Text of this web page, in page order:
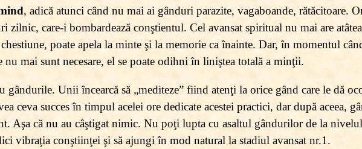
, adică atunci când nu mai ai gânduri parazite, vagaboande, rătăcitoare.
zilnic, care-i bombardează conştientul. Cel avansat spiritual nu mai are
poate apela la minte şi la memorie ca înainte. Dar, în momentul
nu mai sunt necesare, el se poate odihni în liniştea totală a minţii.
gândurile. Unii încearcă să „mediteze” fiind atenţi la orice gând care le dă
ceva succes în timpul acelei ore dedicate acestei practici, dar după aceea,
Aşa că nu au câştigat nimic. Nu poţi lupta cu asaltul gândurilor de la
vibraţia conştiinţei şi să ajungi în mod natural la stadiul avansat nr.1.